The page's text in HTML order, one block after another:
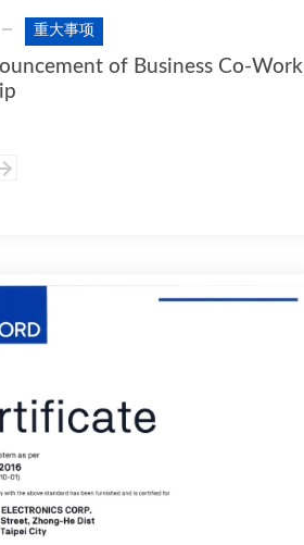
重大事项
of Business Co-Work